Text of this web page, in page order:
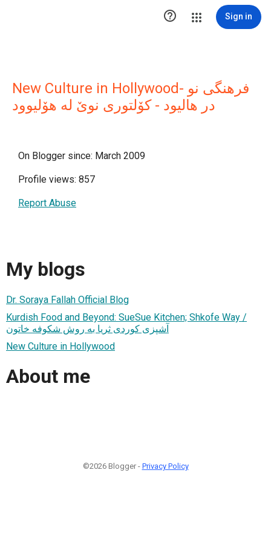
 Sign in
New Culture in Hollywood- فرهنگی نو
در هالیود - کۆلتوری نوێ له هۆلیوود
On Blogger since: March 2009
Profile views: 857
Report Abuse
My blogs
Dr. Soraya Fallah Official Blog
Kurdish Food and Beyond: SueSue Kitchen; Shkofe Way /
آشپزی کوردی ثریا به روش شکوفه خاتون
New Culture in Hollywood
About me
©2026 Blogger - Privacy Policy